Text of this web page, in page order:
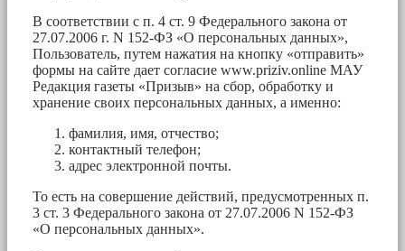
В соответствии с п. 4 ст. 9 Федерального закона от
27.07.2006 г. N 152-ФЗ «О персональных данных»,
Пользователь, путем нажатия на кнопку «отправить»
формы на сайте дает согласие www.priziv.online МАУ
Редакция газеты «Призыв» на сбор, обработку и
хранение своих персональных данных, а именно:
фамилия, имя, отчество;
контактный телефон;
адрес электронной почты.
То есть на совершение действий, предусмотренных п.
3 ст. 3 Федерального закона от 27.07.2006 N 152-ФЗ
«О персональных данных».